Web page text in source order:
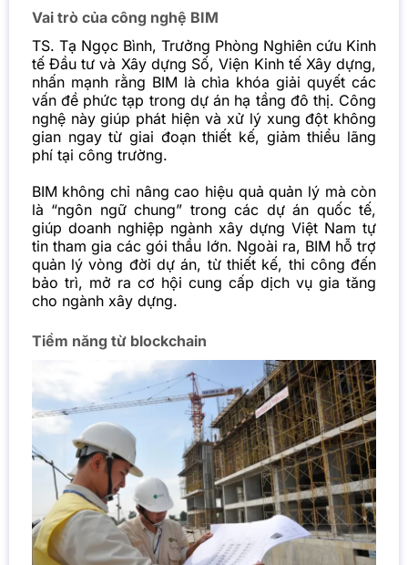
Vai trò của công nghệ BIM
TS. Tạ Ngọc Bình, Trưởng Phòng Nghiên cứu Kinh
tế Đầu tư và Xây dựng Số, Viện Kinh tế Xây dựng,
nhấn mạnh rằng BIM là chìa khóa giải quyết các
vấn đề phức tạp trong dự án hạ tầng đô thị. Công
nghệ này giúp phát hiện và xử lý xung đột không
gian ngay từ giai đoạn thiết kế, giảm thiểu lãng
phí tại công trường.
BIM không chỉ nâng cao hiệu quả quản lý mà còn
là “ngôn ngữ chung” trong các dự án quốc tế,
giúp doanh nghiệp ngành xây dựng Việt Nam tự
tin tham gia các gói thầu lớn. Ngoài ra, BIM hỗ trợ
quản lý vòng đời dự án, từ thiết kế, thi công đến
bảo trì, mở ra cơ hội cung cấp dịch vụ gia tăng
cho ngành xây dựng.
Tiềm năng từ blockchain